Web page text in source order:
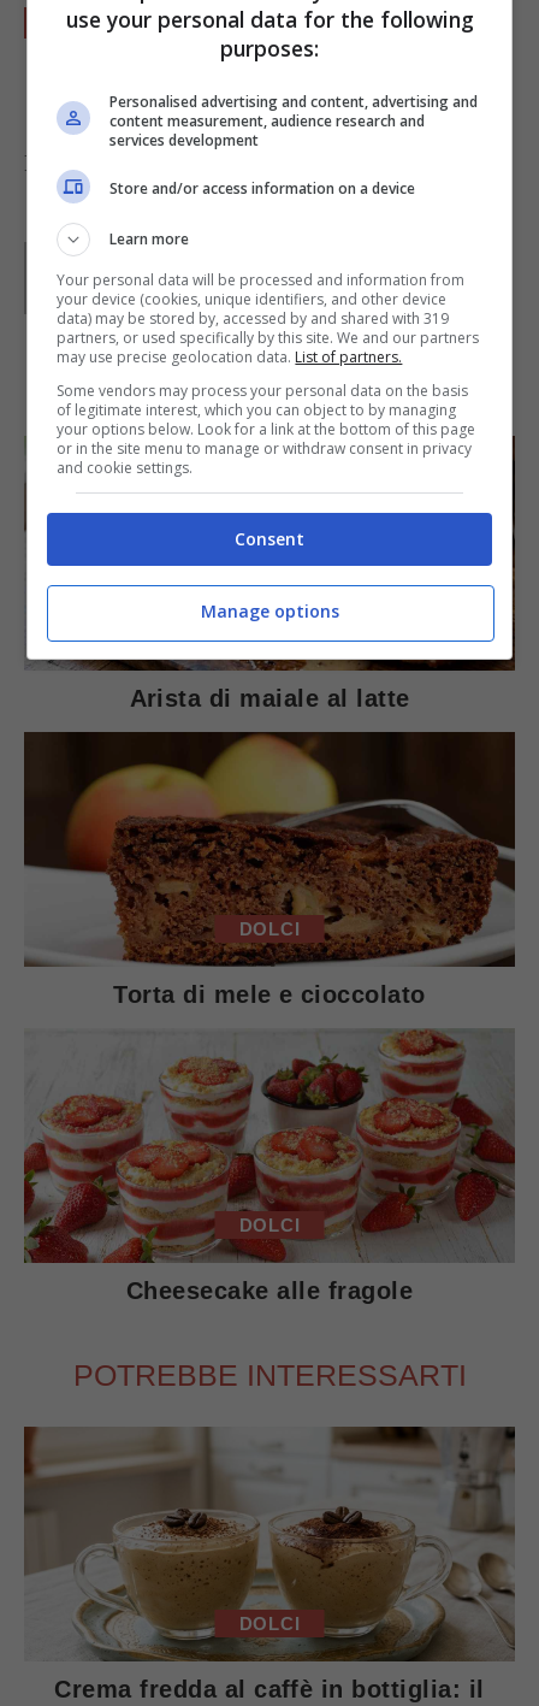
Servite le mousse ricoperta di panna
montata, accompagnando a biscotti wafer o
amaretti.
Foto di
IN PRIMO PIANO
Arista di maiale al latte
DOLCI
Torta di mele e cioccolato
DOLCI
Cheesecake alle fragole
POTREBBE INTERESSARTI
DOLCI
Crema fredda al caffè in bottiglia: il
use your personal data for the following
purposes:
Personalised advertising and content, advertising and
content measurement, audience research and
services development
Store and/or access information on a device
Learn more
Your personal data will be processed and information from
your device (cookies, unique identifiers, and other device
data) may be stored by, accessed by and shared with 319
partners, or used specifically by this site. We and our partners
may use precise geolocation data. List of partners.
Some vendors may process your personal data on the basis
of legitimate interest, which you can object to by managing
your options below. Look for a link at the bottom of this page
or in the site menu to manage or withdraw consent in privacy
and cookie settings.
Consent
Manage options